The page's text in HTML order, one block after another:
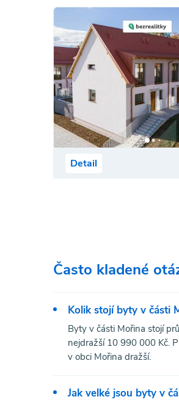
Detail
Často kladené
Kolik stojí byty v části
Byty v části Mořina stojí
nejdražší 10 990 000 Kč.
v obci Mořina dražší.
Jak velké jsou byty v